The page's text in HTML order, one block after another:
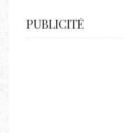
PUBLICITÉ